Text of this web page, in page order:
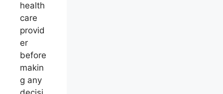
health
care
provid
er
before
makin
g any